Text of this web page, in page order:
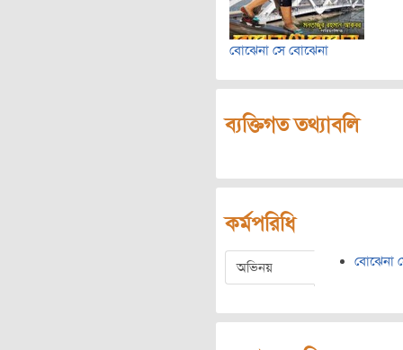
বোঝেনা সে বোঝেনা
ব্যক্তিগত তথ্যাবলি
কর্মপরিধি
অভিনয় বোঝেনা